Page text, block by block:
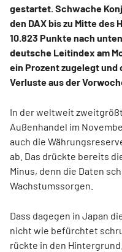
gestartet. Schwache
den DAX bis zu Mitte des
10.823 Punkte nach
deutsche Leitindex am
ein Prozent zugelegt
Verluste aus der
In der weltweit
Außenhandel im
auch die
ab. Das drückte bereits
Minus, denn die Daten
Wachstumssorgen.
Dass dagegen in Japan
nicht wie befürchtet
rückte in den